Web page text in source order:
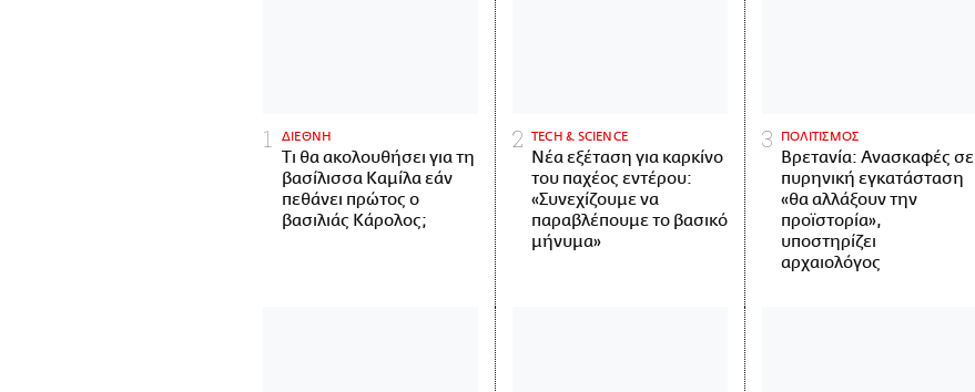
ΔΙΕΘΝΗ
Τι θα ακολουθήσει για τη
βασίλισσα Καμίλα εάν
πεθάνει πρώτος ο
βασιλιάς Κάρολος;
ΤECH & SCIENCE
Νέα εξέταση για καρκίνο
του παχέος εντέρου:
«Συνεχίζουμε να
παραβλέπουμε το βασικό
μήνυμα»
ΠΟΛΙΤΙΣΜΟΣ
Βρετανία: Ανασκαφές σε
πυρηνική εγκατάσταση
«θα αλλάξουν την
προϊστορία»,
υποστηρίζει
αρχαιολόγος